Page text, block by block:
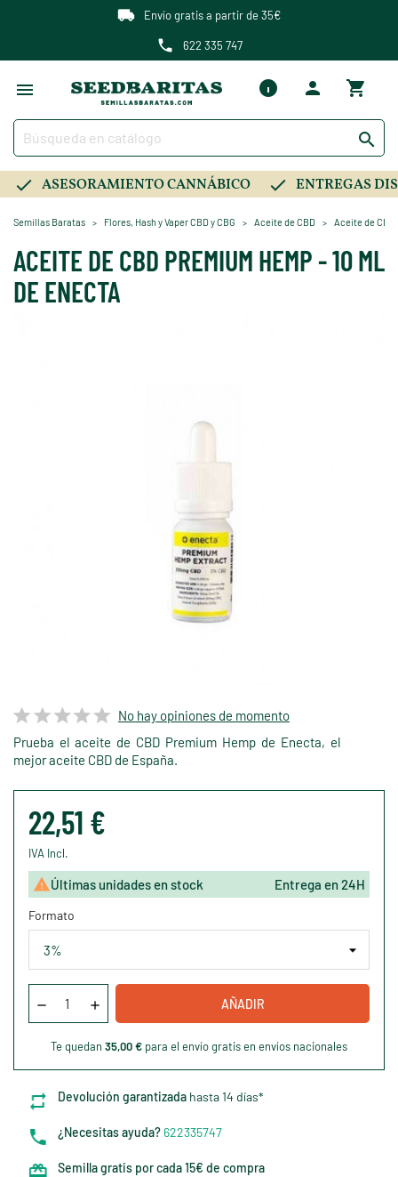
Envío gratis a partir de 35€
622 335 747

ASESORAMIENTO CANNÁBICO ENTREGAS
Semillas Baratas Flores, Hash y Vaper CBD y CBG Aceite de CBD Aceite de CBD
ACEITE DE CBD PREMIUM HEMP - 10 ML
DE ENECTA
No hay opiniones de momento
Prueba el aceite de CBD Premium Hemp de Enecta, el
mejor aceite CBD de España.
22,51 €
IVA Incl.
Últimas unidades en stock Entrega en 24H
Formato
AÑADIR
Te quedan 35,00 € para el envío gratis en envíos nacionales
Devolución garantizada hasta 14 días*
¿Necesitas ayuda?622335747
Semilla gratis por cada 15€ de compra